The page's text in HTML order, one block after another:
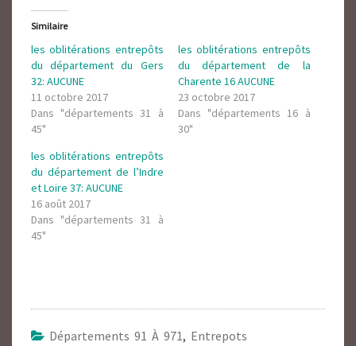
Similaire
les oblitérations entrepôts
du département du Gers
32: AUCUNE
11 octobre 2017
Dans "départements 31 à
45"
les oblitérations entrepôts
du département de la
Charente 16 AUCUNE
23 octobre 2017
Dans "départements 16 à
30"
les oblitérations entrepôts
du département de l’Indre
et Loire 37: AUCUNE
16 août 2017
Dans "départements 31 à
45"
Départements 91 À 971, Entrepots